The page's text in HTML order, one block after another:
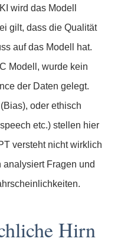
wird das Modell
gilt, dass die Qualität
auf das Modell hat.
Modell, wurde kein
der Daten gelegt.
oder ethisch
etc.) stellen hier
versteht nicht wirklich
Fragen und
Hirn